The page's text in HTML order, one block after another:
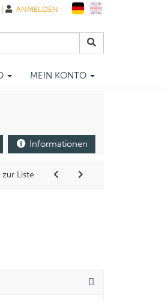
MEIN KONTO
ANMELDEN
Informationen
Liste